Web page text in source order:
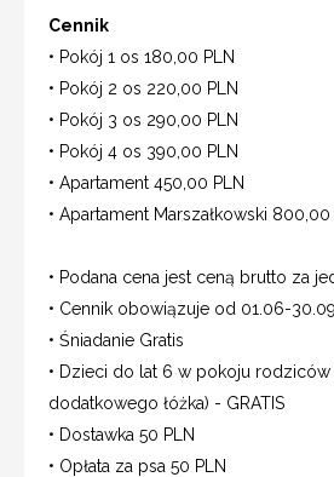
Cennik
• Pokój 1 os 180,00 PLN
• Pokój 2 os 220,00 PLN
• Pokój 3 os 290,00 PLN
• Pokój 4 os 390,00 PLN
• Apartament 450,00 PLN
• Apartament Marszałkowski 800,00
• Podana cena jest ceną brutto za
• Cennik obowiązuje od 01.06-
• Śniadanie Gratis
• Dzieci do lat 6 w pokoju rodziców
dodatkowego łóżka) - GRATIS
• Dostawka 50 PLN
• Opłata za psa 50 PLN